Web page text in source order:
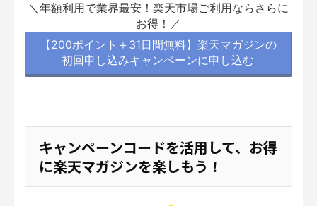
＼年額利用で業界最安！楽天市場ご利用ならさらに
お得！／
【200ポイント＋31日間無料】楽天マガジンの
初回申し込みキャンペーンに申し込む
キャンペーンコードを活用して、お得
に楽天マガジンを楽しもう！